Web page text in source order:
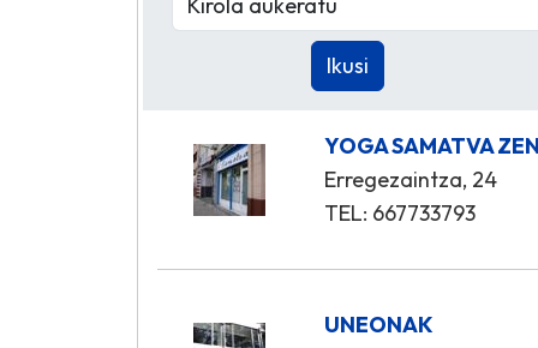
YOGA SAMATVA
Erregezaintza, 24
TEL: 667733793
UNEONAK